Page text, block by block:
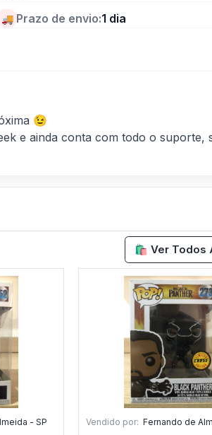
🚚 Prazo de envio:1 dia
😉
e ainda conta com todo o suporte,
🛍️ Ver Todos
- SP Vendido por: Fernando de